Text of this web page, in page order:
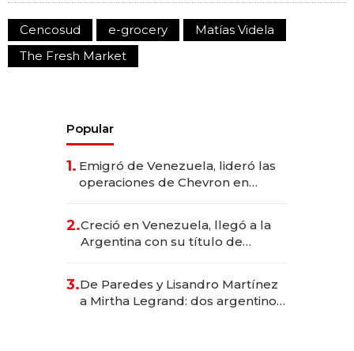
Cencosud e-grocery
Matías Videla
The Fresh Market
Popular
1. Emigró de Venezuela, lideró las
operaciones de Chevron en
2.Creció en Venezuela, llegó a la
Argentina con su título de
las marcas "fast premium"
3.De Paredes y Lisandro Martínez
a Mirtha Legrand: dos argentinos